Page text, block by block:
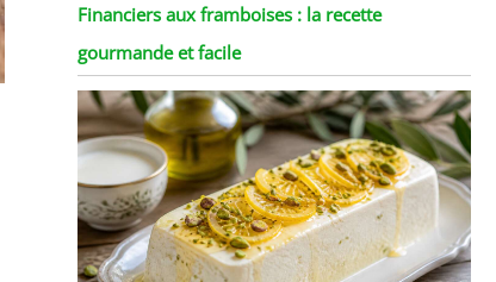
Financiers aux framboises : la recette
gourmande et facile